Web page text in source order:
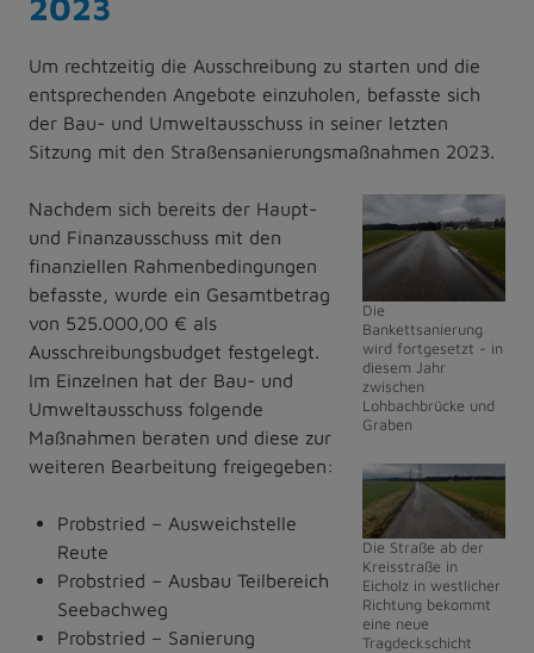
Um rechtzeitig die Ausschreibung zu starten und die
entsprechenden Angebote einzuholen, befasste sich
der Bau- und Umweltausschuss in seiner letzten
Sitzung mit den Straßensanierungsmaßnahmen 2023.
Die
Bankettsanierung
wird fortgesetzt - in
diesem Jahr
zwischen
Lohbachbrücke und
Graben
Die Straße ab der
Kreisstraße in
Eicholz in westlicher
Richtung bekommt
eine neue
Tragdeckschicht
Nachdem sich bereits der Haupt-
und Finanzausschuss mit den
finanziellen Rahmenbedingungen
befasste, wurde ein Gesamtbetrag
von 525.000,00 € als
Ausschreibungsbudget festgelegt.
Im Einzelnen hat der Bau- und
Umweltausschuss folgende
Maßnahmen beraten und diese zur
weiteren Bearbeitung freigegeben:
Probstried – Ausweichstelle
Reute
Probstried – Ausbau Teilbereich
Seebachweg
Probstried – Sanierung